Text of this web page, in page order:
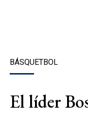
BÁSQUETBOL
El líder